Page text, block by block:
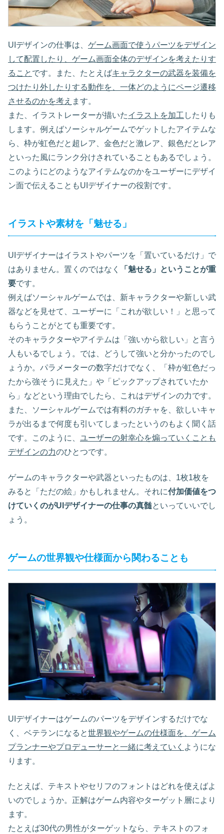
UIデザインの仕事は、 ゲーム画面で使うパーツをデザイン
して配置したり、ゲーム画面全体のデザインを考えたりす
ること です。また、たとえばキャラクターの武器を装備を
つけたり外したりする動作を、一体どのようにページ遷移
させるのかを考え ます。
また、イラストレーターが描いたイラストを加工 したりも
します。例えばソーシャルゲームでゲットしたアイテムな
ら、枠が虹色だと超レア、金色だと激レア、銀色だとレア
といった風にランク分けされていることもあるでしょう。
このようにどのようなアイテムなのかをユーザーにデザイ
ン面で伝えることもUIデザイナーの役割です。
イラストや素材を「魅せる」
UIデザイナーはイラストやパーツを「置いているだけ」で
はありません。置くのではなく
「魅せる」ということが重
要です。
例えばソーシャルゲームでは、新キャラクターや新しい武
器などを見せて、ユーザーに「これが欲しい！」と思って
もらうことがとても重要です。
そのキャラクターやアイテムは「強いから欲しい」と言う
人もいるでしょう。では、どうして強いと分かったのでし
ょうか。パラメーターの数字だけでなく、「枠が虹色だっ
たから強そうに見えた」や「ピックアップされていたか
ら」などという理由でしたら、これはデザインの力です。
また、ソーシャルゲームでは有料のガチャを、欲しいキャ
ラが出るまで何度も引いてしまったというのもよく聞く話
です。このように、 ユーザーの射幸心を煽っていくことも
デザインの力のひとつです。
ゲームのキャラクターや武器といったものは、1枚1枚を
みると「ただの絵」かもしれません。それに付加価値をつ
けていくのがUIデザイナーの仕事の真髄といっていいでし
ょう。
ゲームの世界観や仕様面から関わることも
UIデザイナーはゲームのパーツをデザインするだけでな
く、ベテランになると世界観やゲームの仕様面を、ゲーム
プランナーやプロデューサーと一緒に考えていく ようにな
ります。
たとえば、テキストやセリフのフォントはどれを使えばよ
いのでしょうか。正解はゲーム内容やターゲット層により
ます。
たとえば30代の男性がターゲットなら、テキストのフォ